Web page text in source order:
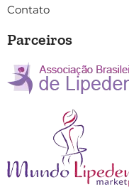
Contato
Parceiros